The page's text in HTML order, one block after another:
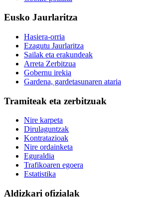
Eusko Jaurlaritza
Hasiera-orria
Ezagutu Jaurlaritza
Sailak eta erakundeak
Arreta Zerbitzua
Gobernu irekia
Gardena, gardetasunaren ataria
Tramiteak eta zerbitzuak
Nire karpeta
Dirulaguntzak
Kontratazioak
Nire ordainketa
Eguraldia
Trafikoaren egoera
Estatistika
Aldizkari ofizialak